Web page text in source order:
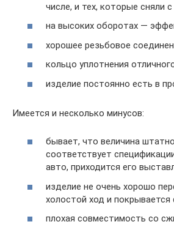
числе, и тех, которые сняли
на высоких оборотах —
хорошее резьбовое
кольцо уплотнения
изделие постоянно есть в
Имеется и несколько минусов:
бывает, что величина
соответствует
авто, приходится его
изделие не очень хорошо
холостой ход и покрывается
плохая совместимость со